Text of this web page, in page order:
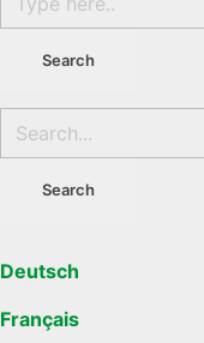
Deutsch
Français